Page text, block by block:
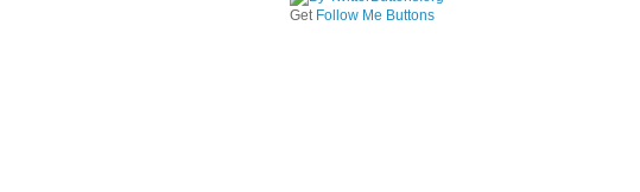
Get Follow Me Buttons